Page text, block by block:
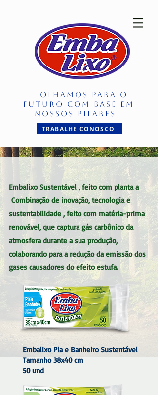
OLHAMOS PARA O
FUTURO COM BASE EM
NOSSOS PILARES
TRABALHE CONOSCO
Embalixo Sustentável , feito com planta a
Combinação de inovação, tecnologia e
sustentabilidade , feito com matéria-prima
renovável, que captura gás carbônico da
atmosfera durante a sua produção,
colaborando para a redução da emissão dos
gases causadores do efeito estufa.
Embalixo Pia e Banheiro Sustentável
Tamanho 38x40 cm
50 und